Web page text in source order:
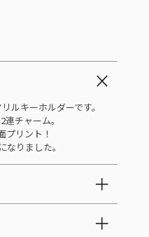
ルキーホルダーです。
チャーム。
プリント！
りました。